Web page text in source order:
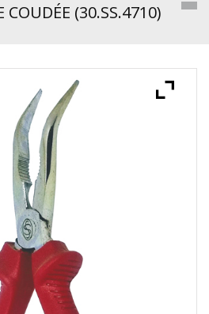
COUDÉE (30.SS.4710)